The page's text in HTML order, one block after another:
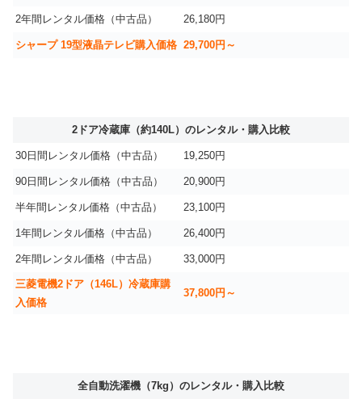
2年間レンタル価格（中古品） 26,180円
シャープ 19型液晶テレビ購入価格 29,700円～
2ドア冷蔵庫（約140L）のレンタル・購入比較
30日間レンタル価格（中古品） 19,250円
90日間レンタル価格（中古品） 20,900円
半年間レンタル価格（中古品） 23,100円
1年間レンタル価格（中古品） 26,400円
2年間レンタル価格（中古品） 33,000円
三菱電機2ドア（146L）冷蔵庫購
入価格
37,800円～
全自動洗濯機（7kg）のレンタル・購入比較